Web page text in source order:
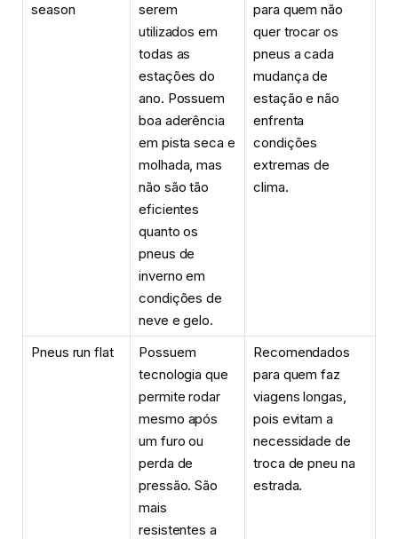
season
serem
utilizados em
todas as
estações do
ano. Possuem
boa aderência
em pista seca e
molhada, mas
não são tão
eficientes
quanto os
pneus de
inverno em
condições de
neve e gelo.
para quem não
quer trocar os
pneus a cada
mudança de
estação e não
enfrenta
condições
extremas de
clima.
Pneus run flat
Possuem
tecnologia que
permite rodar
mesmo após
um furo ou
perda de
pressão. São
mais
resistentes a
Recomendados
para quem faz
viagens longas,
pois evitam a
necessidade de
troca de pneu na
estrada.